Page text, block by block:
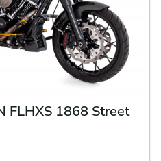
FLHXS 1868 Street